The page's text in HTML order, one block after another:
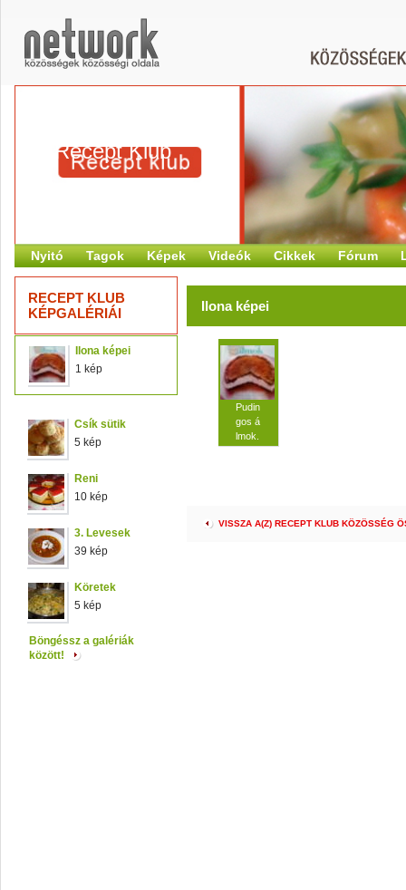
Recept Klub
Nyitó Tagok Képek Videók Cikkek Fórum
RECEPT KLUB
KÉPGALÉRIÁI
Ilona képei
1 kép
Csík sütik
5 kép
Reni
10 kép
3. Levesek
39 kép
Köretek
5 kép
Böngéssz a galériák
között!
Ilona képei
Pudin
gos á
lmok.
VISSZA A(Z) RECEPT KLUB KÖZÖSSÉG